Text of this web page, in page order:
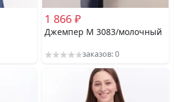
1 866 ₽
Джемпер М 3083/молочный
заказов: 0